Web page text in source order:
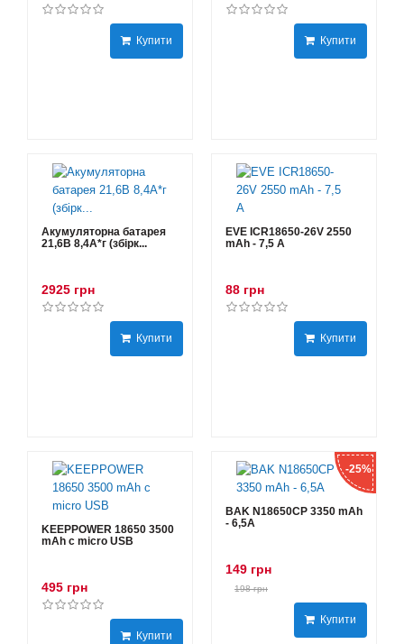
Купити Купити
Акумуляторна батарея
21,6В 8,4A*г (збірк...
2925 грн
Купити
EVE ICR18650-26V 2550
mAh - 7,5 А
88 грн
Купити
KEEPPOWER 18650 3500
mAh с micro USB
495 грн
Купити
-25%
BAK N18650CP 3350 mAh
- 6,5А
149 грн
198 грн
Купити